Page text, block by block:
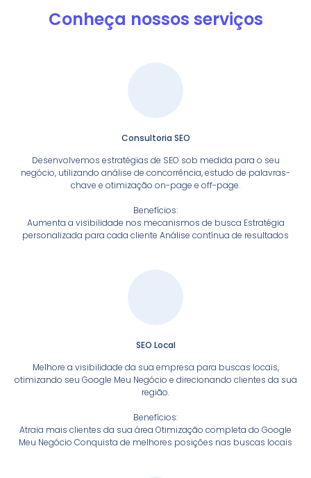
Conheça nossos serviços
Consultoria SEO
Desenvolvemos estratégias de SEO sob medida para o seu
negócio, utilizando análise de concorrência, estudo de palavras-
chave e otimização on-page e off-page.
Benefícios:
Aumenta a visibilidade nos mecanismos de busca Estratégia
personalizada para cada cliente Análise contínua de resultados
SEO Local
Melhore a visibilidade da sua empresa para buscas locais,
otimizando seu Google Meu Negócio e direcionando clientes da sua
região.
Benefícios:
Atraia mais clientes da sua área Otimização completa do Google
Meu Negócio Conquista de melhores posições nas buscas locais